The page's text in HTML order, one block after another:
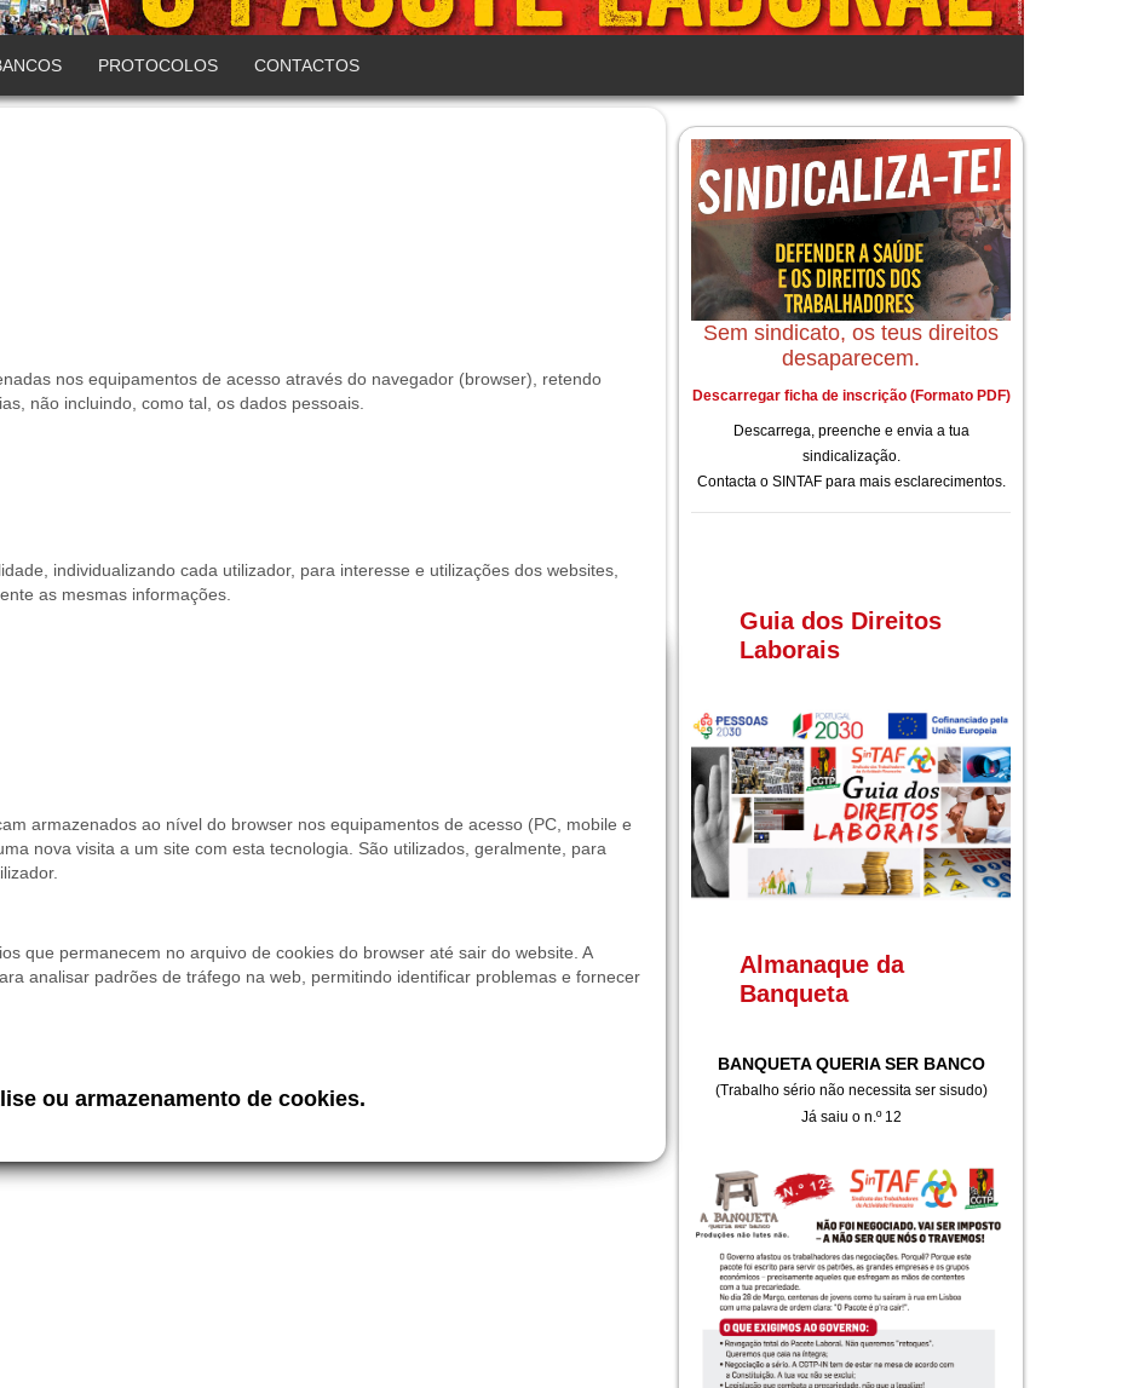
PROTOCOLOS CONTACTOS
nos equipamentos de acesso através do navegador (browser), retendo
não incluindo, como tal, os dados pessoais.
individualizando cada utilizador, para interesse e utilizações dos websites,
as mesmas informações.
armazenados ao nível do browser nos equipamentos de acesso (PC, mobile e
nova visita a um site com esta tecnologia. São utilizados, geralmente, para
que permanecem no arquivo de cookies do browser até sair do website. A
analisar padrões de tráfego na web, permitindo identificar problemas e fornecer
ou armazenamento de cookies.
Sem sindicato, os teus direitos
desaparecem.
Descarregar ficha de inscrição (Formato PDF)
Descarrega, preenche e envia a tua
sindicalização.
Contacta o SINTAF para mais esclarecimentos.
Guia dos Direitos
Laborais
Almanaque da
Banqueta
BANQUETA QUERIA SER BANCO
(Trabalho sério não necessita ser sisudo)
Já saiu o n.º 12